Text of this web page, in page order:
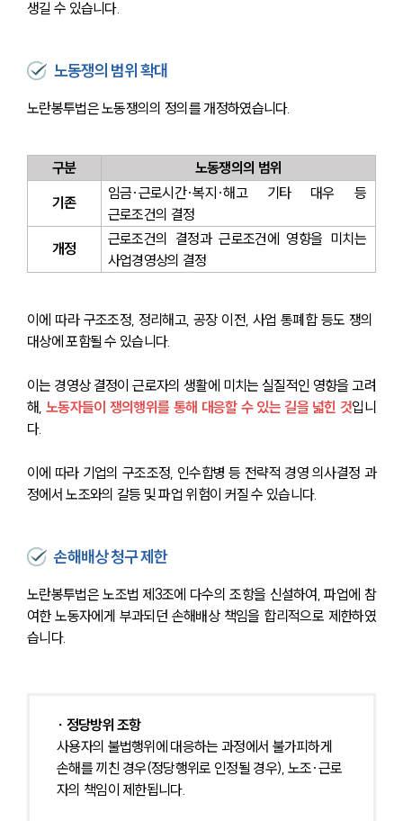
생길 수 있습니다.
노동쟁의 범위 확대
노란봉투법은 노동쟁의의 정의를 개정하였습니다.
구분
노동쟁의의 범위
기존
임금·근로시간·복지·해고 기타 대우 등
근로조건의 결정
개정
근로조건의 결정과 근로조건에 영향을 미치는
사업경영상의 결정
이에 따라 구조조정, 정리해고, 공장 이전, 사업 통폐합 등도 쟁의
대상에 포함될 수 있습니다.
이는 경영상 결정이 근로자의 생활에 미치는 실질적인 영향을 고려
해, 노동자들이 쟁의행위를 통해 대응할 수 있는 길을 넓힌 것입니
다.
이에 따라 기업의 구조조정, 인수합병 등 전략적 경영 의사결정 과
정에서 노조와의 갈등 및 파업 위험이 커질 수 있습니다.
손해배상 청구 제한
노란봉투법은 노조법 제3조에 다수의 조항을 신설하여, 파업에 참
여한 노동자에게 부과되던 손해배상 책임을 합리적으로 제한하였
습니다.
∙ 정당방위 조항
사용자의 불법행위에 대응하는 과정에서 불가피하게
손해를 끼친 경우(정당행위로 인정될 경우), 노조·근로
자의 책임이 제한됩니다.